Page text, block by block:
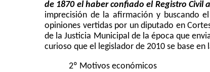
de 1870 el haber confiado el Registro Civil
imprecisión de la afirmación y buscando
opiniones vertidas por un diputado en
de la Justicia Municipal de la época que
curioso que el legislador de 2010 se base
2º Motivos económicos